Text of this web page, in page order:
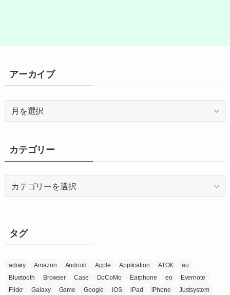
アーカイブ
ブ
カテゴリー
ータグ
adiary Amazon Android Apple Application ATOK
au
Bluetooth
Browser Case DoCoMo Earphone eo
Evernote
Flickr
Galaxy Game Google iOS iPad iPhone Justsystem